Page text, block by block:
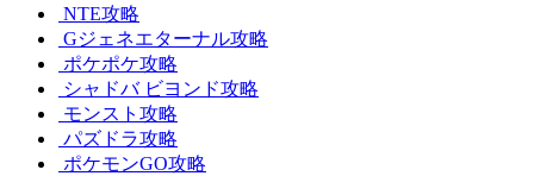
NTE攻略
Gジェネエターナル攻略
ポケポケ攻略
シャドバ ビヨンド攻略
モンスト攻略
パズドラ攻略
ポケモンGO攻略